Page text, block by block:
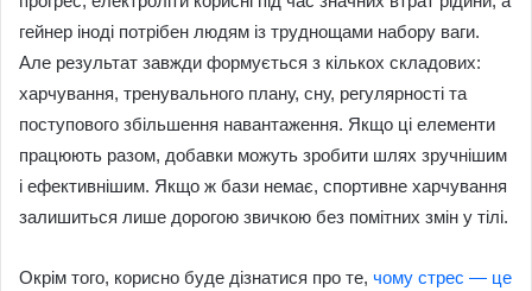
гейнер іноді потрібен людям із труднощами набору ваги.
Але результат завжди формується з кількох складових:
харчування, тренувального плану, сну, регулярності та
поступового збільшення навантаження. Якщо ці елементи
працюють разом, добавки можуть зробити шлях зручнішим
і ефективнішим. Якщо ж бази немає, спортивне харчування
залишиться лише дорогою звичкою без помітних змін у тілі.
Окрім того, корисно буде дізнатися про те, чому стрес — це